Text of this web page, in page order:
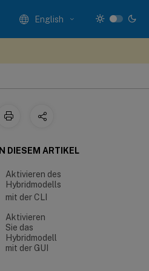
English
IN DIESEM ARTIKEL
Aktivieren des
Hybridmodells
mit der CLI
Aktivieren
Sie das
Hybridmodell
mit der GUI